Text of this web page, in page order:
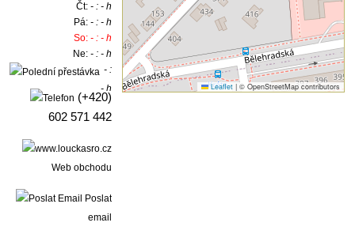
Čt:- : - h
Pá:- : - h
So:- : - h
Ne:- : - h
- :
- h
(+420)
602 571 442
Web obchodu
Poslat
email
Leaflet |© OpenStreetMap contributors